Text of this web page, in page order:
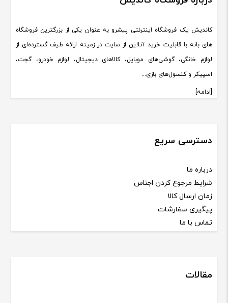
کاندیش یک فروشگاه اینترنتی پیشرو به عنوان یکی از بزرگترین فروشگاه
های بانه با قابلیت خرید آنلاین از سایت در زمینه ارائه طیف گسترده‌ای از
لوازم خانگی، گوشی‌های موبایل، کالاهای دیجیتال، لوازم خودرو، گجت،
اسپیکر و کنسول‌های بازی...
[ادامه]
دسترسی سریع
درباره ما
شرایط مرجوع کردن اجناس
زمان ارسال کالا
پیگیری سفارشات
تماس با ما
مقالات